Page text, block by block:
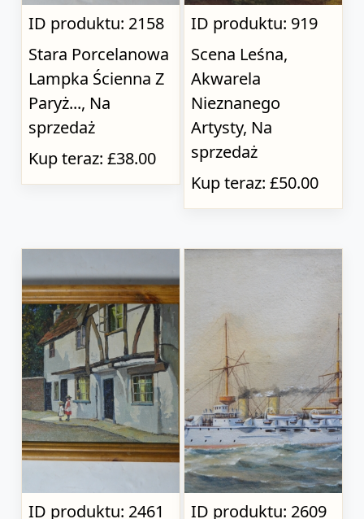
ID produktu: 2158
Stara Porcelanowa
Lampka Ścienna Z
Paryż..., Na
sprzedaż
Kup teraz: £38.00
ID produktu: 919
Scena Leśna,
Akwarela
Nieznanego
Artysty, Na
sprzedaż
Kup teraz: £50.00
ID produktu: 2461 ID produktu: 2609